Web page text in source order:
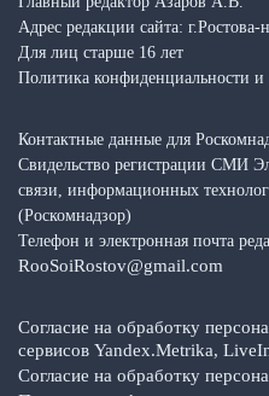
Адрес редакции сайта:
Для лиц старше 16 лет
Политика конфиденциальности
Контактные данные для
Свидельство регистрации СМИ
связи, информационных
(Роскомнадзор)
Телефон и электронная почта
RooSoiRostov@gmail.com
Согласие на обработку
сервисов Yandex.Metrika,
Согласие на обработку